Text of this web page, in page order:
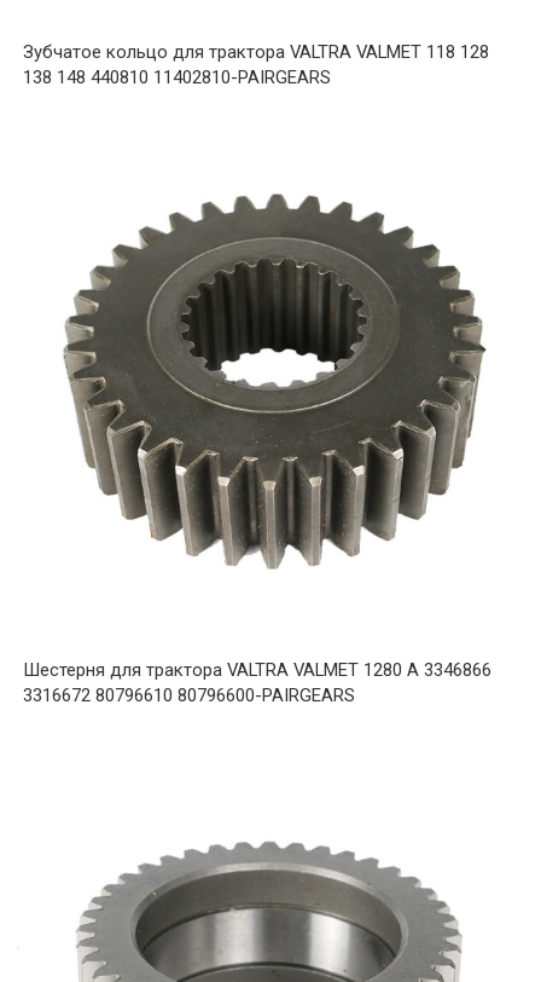
Зубчатое кольцо для трактора VALTRA VALMET 118 128
138 148 440810 11402810-PAIRGEARS
Шестерня для трактора VALTRA VALMET 1280 A 3346866
3316672 80796610 80796600-PAIRGEARS